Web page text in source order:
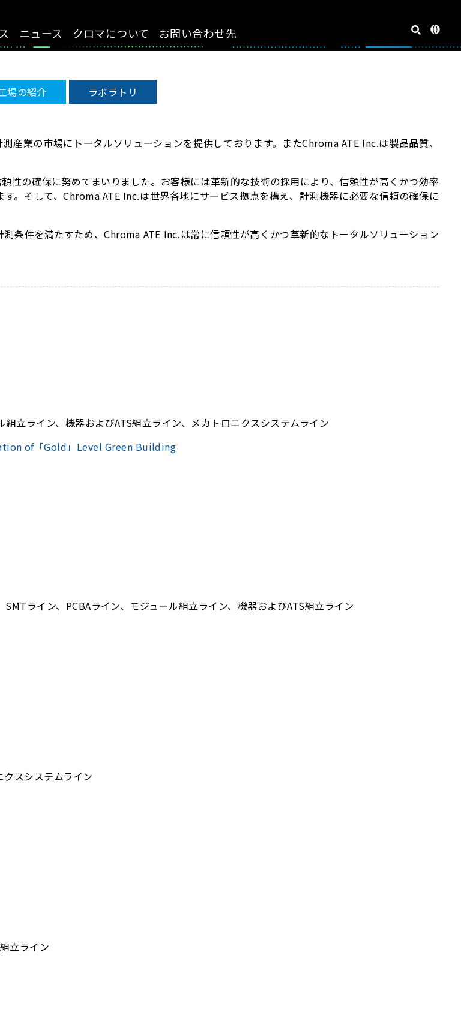
ニュース クロマについて お問い合わせ先
場の紹介 ラボラトリ
業の市場にトータルソリューションを提供しております。またChroma ATE Inc.は製品品質、
性の確保に努めてまいりました。お客様には革新的な技術の採用により、信頼性が高くかつ効率
。そして、Chroma ATE Inc.は世界各地にサービス拠点を構え、計測機器に必要な信頼の確保に
条件を満たすため、Chroma ATE Inc.は常に信頼性が高くかつ革新的なトータルソリューション
組立ライン、機器およびATS組立ライン、メカトロニクスシステムライン
of「Gold」Level Green Building
SMTライン、PCBAライン、モジュール組立ライン、機器およびATS組立ライン
クスシステムライン
立ライン